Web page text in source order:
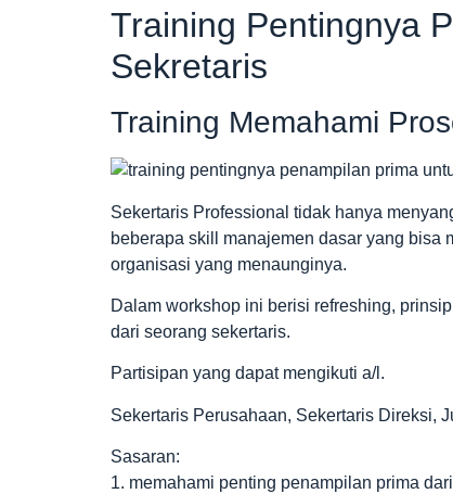
Training Pentingnya
Sekretaris
Training Memahami
Sekertaris Professional tidak hanya
beberapa skill manajemen dasar yang bisa
organisasi yang menaunginya.
Dalam workshop ini berisi refreshing,
dari seorang sekertaris.
Partisipan yang dapat mengikuti a/l.
Sekertaris Perusahaan, Sekertaris Direksi,
Sasaran:
1. memahami penting penampilan prima